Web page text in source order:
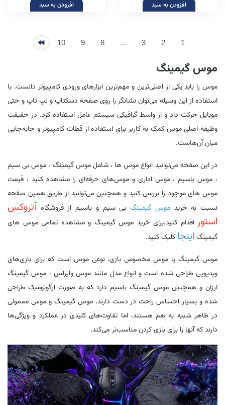
افزودن به سبد افزودن به سبد
1
2
3
...
8
9
10
موس گیمینگ
موس را باید یکی از اصلی‌ترین و مهم‌ترین ابزارهای ورودی کامپیوتر دانست. با
استفاده از این وسیله می‌توان نشانگر را روی صفحه دسکتاپ و لپ تاپ و حتی
موبایل حرکت داد و از واسط گرافیکی سیستم عامل استفاده کرد. در حقیقت
وظیفه اصلی موس کمک به کاربر برای استفاده از قطات کامپیوتر و جابه‌جایی
میان آن‌هاست.
در این صفحه می‌توانید انواع موس ها ، شامل موس گیمینگ ، موس بی سیم
، موس باسیم ، موس اداری و موس‌های حرفه‌ای را مشاهده کنید ، قیمت
موس های موجود را بررسی کنید و همچنین می‌توانید از طریق همین صفحه
نسبت به خریدموس گیمینگبی سیم و باسیم از فروشگاه آتروکس
استور اقدام کنید.برای خرید موس گیمینگ و مشاهده تمامی موس های
گیمینگ اینجا کلیک کنید.
موس گیمینگ یا موس مخصوص بازی، نوعی موس است که برای بازی‌های
ویدیویی طراحی شده است و انواع مدل مانند موس وایرلس ، موس گیمینگ
ارزان و همچنین موس گیمینگ باسیم دارد که به صورت ارگونومیک طراحی
شده و بسیار احساس راحت در دست دارند. موس گیمینگ و موس معمولی
در ظاهر شبیه به هم هستند، اما تفاوت‌های کلیدی در عملکرد و ویژگی‌ها
دارند که آنها را برای بازی کردن مناسب‌تر می‌کند.